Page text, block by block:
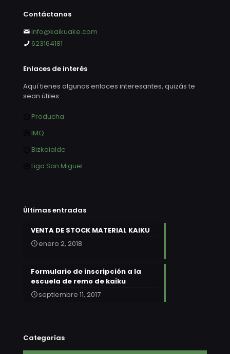
Contáctanos
info@kaikuake.com
623164181
Enlaces de interés
Aquí tienes algunos enlaces interesantes, quizás te
sean útiles:
Producha
IMQ
Bizkaialde
Liga San Miguel
Últimas entradas
VENTA DE STOCK MATERIAL KAIKU
enero 2, 2018
Formulario de inscripción a la
escuela de remo de kaiku
septiembre 11, 2017
Categorías